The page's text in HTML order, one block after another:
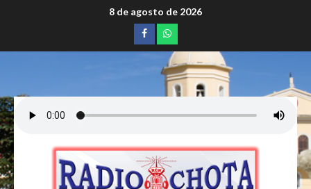
8 de agosto de 2026
Facebookwhatsapp